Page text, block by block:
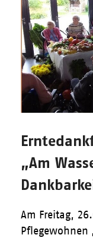
„Am
Am Freitag,
Pflegewohnen